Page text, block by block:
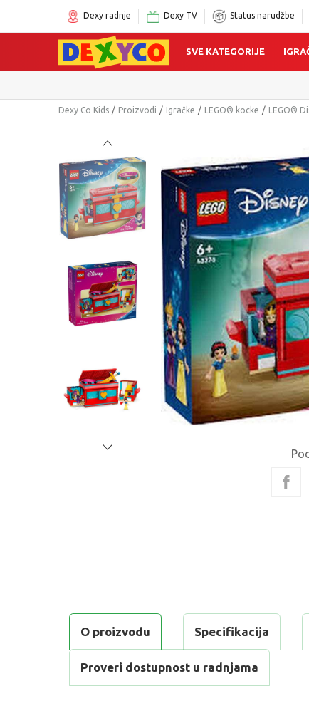
Dexy radnje Dexy TV Status narudžbe
SVE KATEGORIJE
Dexy Co Kids Proizvodi Igračke LEGO® kocke LEGO®
O proizvodu Specifikacija
Proveri dostupnost u radnjama